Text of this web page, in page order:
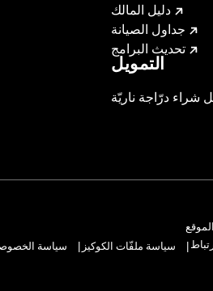
دليل المالك
جداول الصيانة
تحديث البرامج
التمويل
شراء درّاجة ناريّة
سياسة سياسة ملفّات الكوكيز